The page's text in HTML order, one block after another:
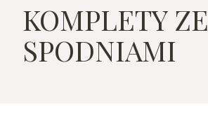
KOMPLETY ZE
SPODNIAMI